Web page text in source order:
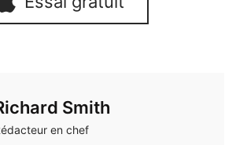
Smith
en chef